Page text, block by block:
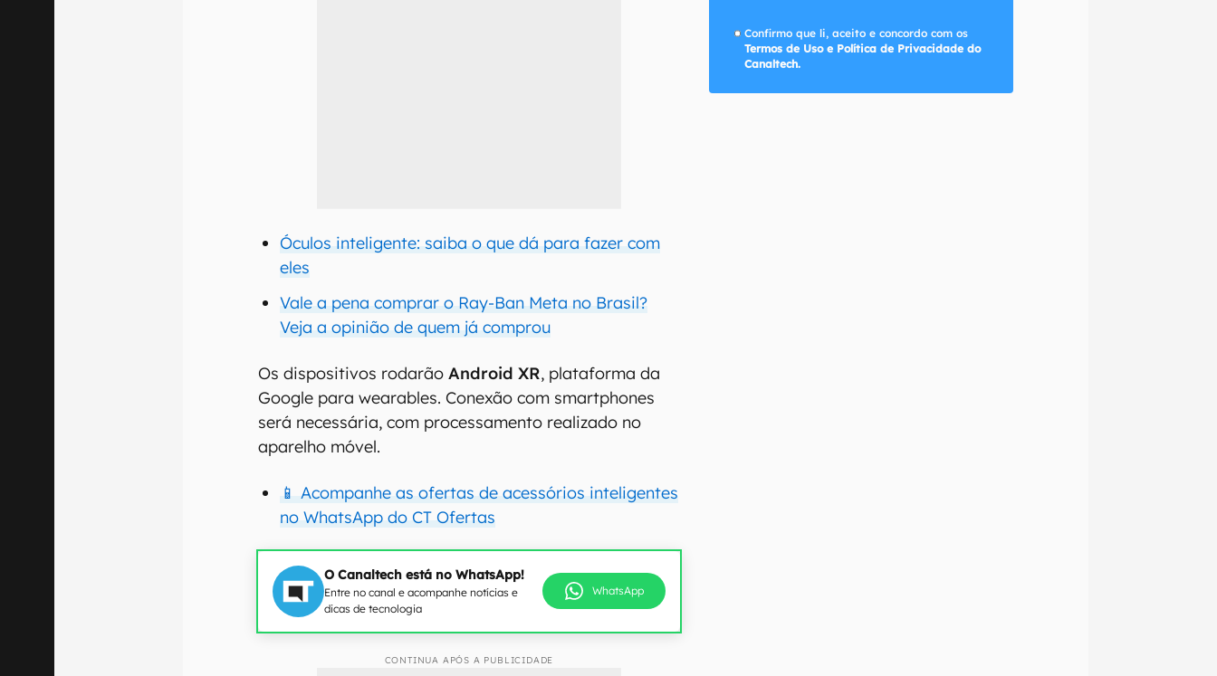
Óculos inteligente: saiba o que dá para fazer com
eles
Vale a pena comprar o Ray-Ban Meta no Brasil?
Veja a opinião de quem já comprou
Os dispositivos rodarãoAndroid XR, plataforma da
Google para wearables. Conexão com smartphones
será necessária, com processamento realizado no
aparelho móvel.
📱 Acompanhe as ofertas de acessórios inteligentes
no WhatsApp do CT Ofertas
O Canaltech está no WhatsApp!
Entre no canal e acompanhe notícias e
dicas de tecnologia
WhatsApp
CONTINUA APÓS A PUBLICIDADE
Confirmo que li, aceito e concordo com os
Termos de Uso e Política de Privacidade do
Canaltech.